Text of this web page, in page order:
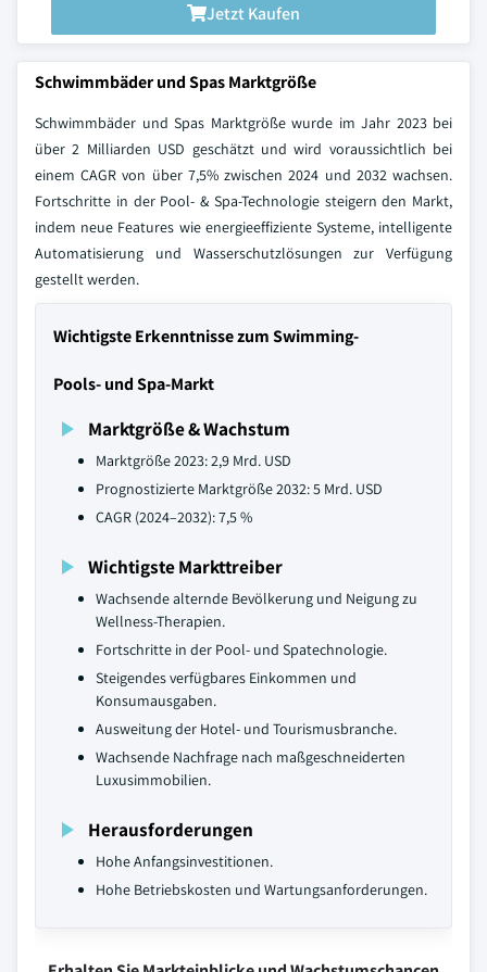
Jetzt Kaufen
Schwimmbäder und Spas Marktgröße
Schwimmbäder und Spas Marktgröße wurde im Jahr 2023 bei
über 2 Milliarden USD geschätzt und wird voraussichtlich bei
einem CAGR von über 7,5% zwischen 2024 und 2032 wachsen.
Fortschritte in der Pool- & Spa-Technologie steigern den Markt,
indem neue Features wie energieeffiziente Systeme, intelligente
Automatisierung und Wasserschutzlösungen zur Verfügung
gestellt werden.
Wichtigste Erkenntnisse zum Swimming-
Pools- und Spa-Markt
Marktgröße & Wachstum
Marktgröße 2023: 2,9 Mrd. USD
Prognostizierte Marktgröße 2032: 5 Mrd. USD
CAGR (2024–2032): 7,5 %
Wichtigste Markttreiber
Wachsende alternde Bevölkerung und Neigung zu
Wellness-Therapien.
Fortschritte in der Pool- und Spatechnologie.
Steigendes verfügbares Einkommen und
Konsumausgaben.
Ausweitung der Hotel- und Tourismusbranche.
Wachsende Nachfrage nach maßgeschneiderten
Luxusimmobilien.
Herausforderungen
Hohe Anfangsinvestitionen.
Hohe Betriebskosten und Wartungsanforderungen.